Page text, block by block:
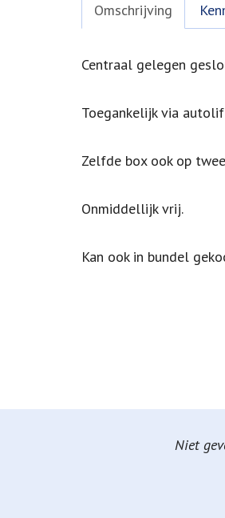
Omschrijving
Omschrijving
Centraal gelegen
Toegankelijk via
Zelfde box ook op
Onmiddellijk vrij.
Kan ook in bundel
Niet